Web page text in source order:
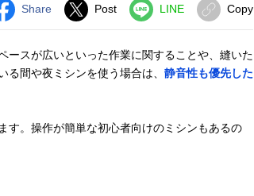
Share Post LINE Copy
ースが広いといった作業に関することや、縫いた
間や夜ミシンを使う場合は、 静音性も優先した
す。操作が簡単な初心者向けのミシンもあるの